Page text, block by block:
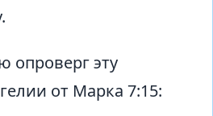
опроверг эту
от Марка 7:15: